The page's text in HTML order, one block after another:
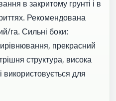
в закритому грунті і в
Рекомендована
га. Сильні боки:
прекрасний
структура, висока
використовується для